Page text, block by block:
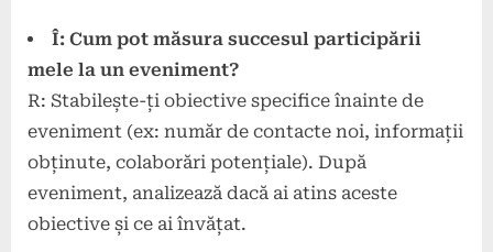
Î: Cum pot măsura succesul participării
mele la un eveniment?
R: Stabilește-ți obiective specifice înainte de
eveniment (ex: număr de contacte noi, informații
obținute, colaborări potențiale). După
eveniment, analizează dacă ai atins aceste
obiective și ce ai învățat.